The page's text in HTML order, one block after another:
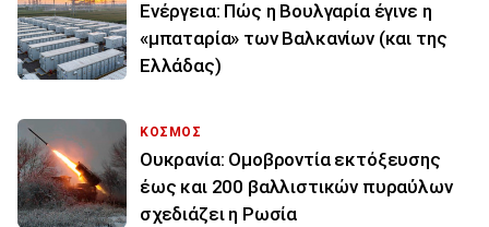
Ενέργεια: Πώς η Βουλγαρία έγινε η
«μπαταρία» των Βαλκανίων (και της
Ελλάδας)
ΚΟΣΜΟΣ
Ουκρανία: Ομοβροντία εκτόξευσης
έως και 200 βαλλιστικών πυραύλων
σχεδιάζει η Ρωσία